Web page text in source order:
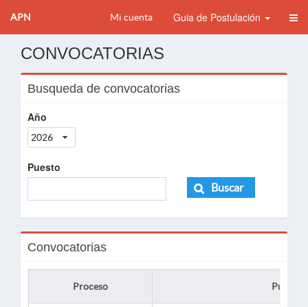
APN Mi cuenta Guia de Postulación
CONVOCATORIAS
Busqueda de convocatorias
Año
2026
Puesto
Buscar
Convocatorias
Proceso Puesto